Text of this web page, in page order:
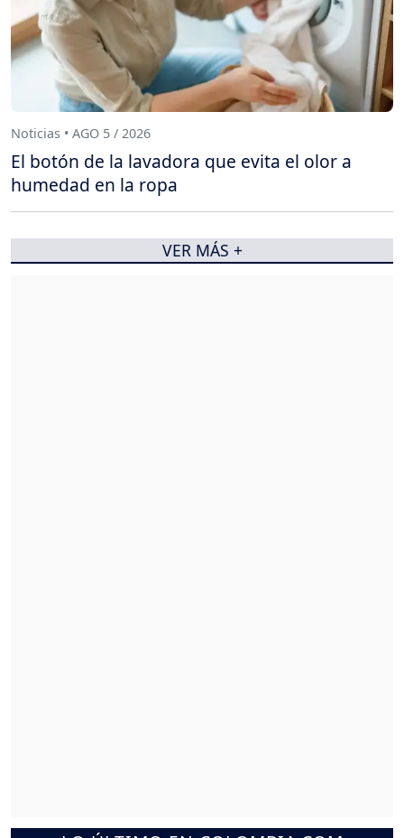
Noticias • AGO 5 / 2026
El botón de la lavadora que evita el olor a
humedad en la ropa
VER MÁS +